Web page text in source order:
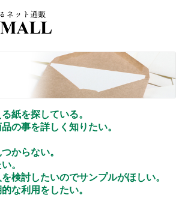
紙を探している。
の事を詳しく知りたい。
からない。
。
検討したいのでサンプルがほしい。
な利用をしたい。